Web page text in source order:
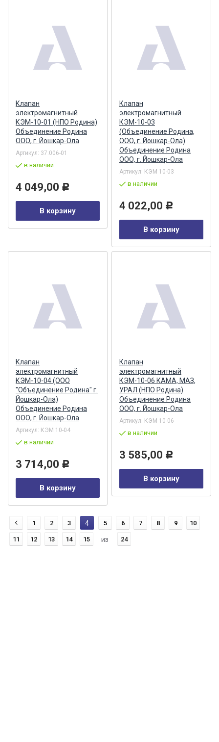
Клапан
электромагнитный
КЭМ-10-01 (НПО Родина)
Объединение Родина
ООО, г. Йошкар-Ола
Артикул: 37.006-01
в наличии
4 049,00 Р
В корзину
Клапан
электромагнитный
КЭМ-10-03
(Объединение Родина,
ООО, г. Йошкар-Ола)
Объединение Родина
ООО, г. Йошкар-Ола
Артикул: КЭМ 10-03
в наличии
4 022,00 Р
В корзину
Клапан
электромагнитный
КЭМ-10-04 (ООО
"Объединение Родина" г.
Йошкар-Ола)
Объединение Родина
ООО, г. Йошкар-Ола
Артикул: КЭМ 10-04
в наличии
3 714,00 Р
В корзину
Клапан
электромагнитный
КЭМ-10-06 КАМА, МАЗ,
УРАЛ (НПО Родина)
Объединение Родина
ООО, г. Йошкар-Ола
Артикул: КЭМ 10-06
в наличии
3 585,00 Р
В корзину
1 2 3 4 5 6 7 8 9 10
11 12 13 14 15 из 24